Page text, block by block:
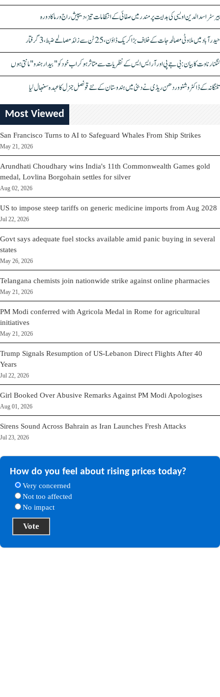
بیرسٹر اسدالدین اویسی کی ہدایت پر مندر میں صفائی کے انتظامات تیز، دیپیش راج ورما کا دورہ
حیدرآباد میں ملاوٹی مصالحہ جات کے خلاف بڑا کریک ڈاؤن، 25 ٹن سے زائد مصالحے ضبط، 3 گرفتار
کنگنا رناوت کا بیان: بی جے پی اور آر ایس ایس کے نظریات سے متاثر ہو کر اب خود کو "بیدار ہندو" مانتی ہوں
تلنگانہ کے ڈاکٹر وشنو وردھن ریڈی نے دبئی میں ہندوستان کے نئے قونصل جنرل کا عہدہ سنبھال لیا
Most Viewed
San Francisco Turns to AI to Safeguard Whales From Ship Strikes
May 21, 2026
Arundhati Choudhary wins India's 11th Commonwealth Games gold
medal, Lovlina Borgohain settles for silver
Aug 02, 2026
US to impose steep tariffs on generic medicine imports from Aug 2028
Jul 22, 2026
Govt says adequate fuel stocks available amid panic buying in several
states
May 26, 2026
Telangana chemists join nationwide strike against online pharmacies
May 21, 2026
PM Modi conferred with Agricola Medal in Rome for agricultural
initiatives
May 21, 2026
Trump Signals Resumption of US-Lebanon Direct Flights After 40
Years
Jul 22, 2026
Girl Booked Over Abusive Remarks Against PM Modi Apologises
Aug 01, 2026
Sirens Sound Across Bahrain as Iran Launches Fresh Attacks
Jul 23, 2026
How do you feel about rising prices today?
Very concerned
Not too affected
No impact